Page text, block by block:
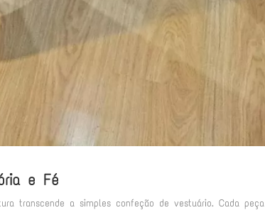
e Fé
transcende a simples confeção de vestuário. Cada peça